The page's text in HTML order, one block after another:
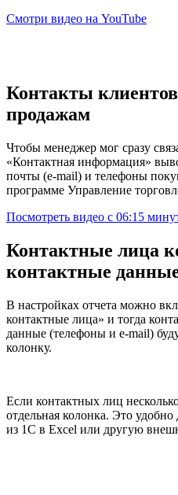
Смотри видео на YouTube
Контакты
продажам
Чтобы менеджер мог сразу
«Контактная информация»
почты (e-mail) и телефоны
программе Управление
Посмотреть видео с 06:15
Контактные лица
контактные
В настройках отчета можно
контактные лица» и тогда
данные (телефоны и e-mail)
колонку.
Если контактных лиц
отдельная колонка. Это
из 1С в Excel или другую